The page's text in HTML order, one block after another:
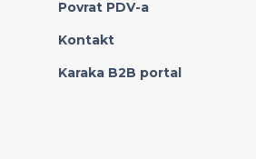
Povrat PDV-a
Kontakt
Karaka B2B portal